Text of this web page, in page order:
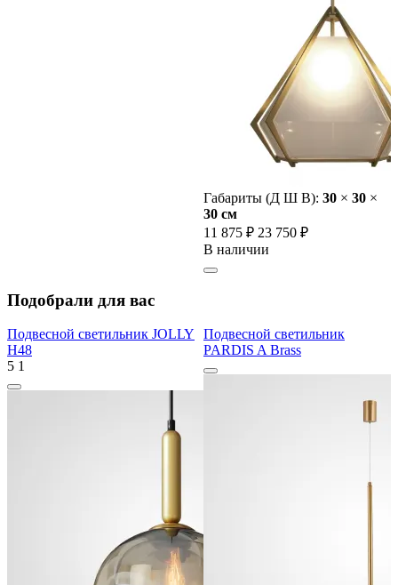
Габариты (Д Ш В): 30 × 30 ×
30 cм
11 875 ₽ 23 750 ₽
В наличии
Подобрали для вас
Подвесной светильник JOLLY
H48
5 1
Подвесной светильник
PARDIS A Brass